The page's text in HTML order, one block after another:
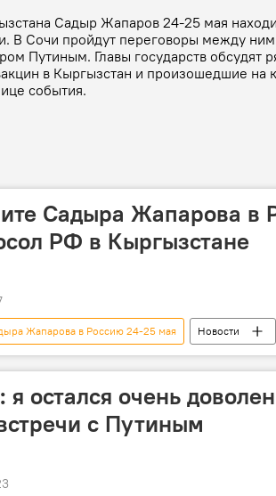
Садыр Жапаров 24-25 мая
В Сочи пройдут переговоры между
Путиным. Главы государств обсудят
в Кыргызстан и произошедшие на
события.
Садыра Жапарова в
РФ в Кыргызстане
Жапарова в Россию 24-25 мая Новости
Россия В мире Николай
остался очень доволен
с Путиным